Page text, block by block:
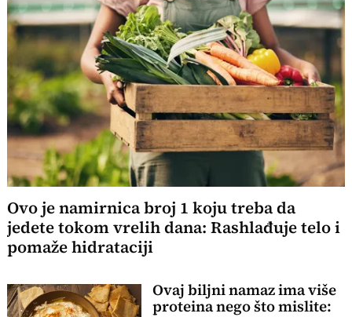
Ovo je namirnica broj 1 koju treba da
jedete tokom vrelih dana: Rashlađuje telo i
pomaže hidrataciji
Ovaj biljni namaz ima više
proteina nego što mislite: